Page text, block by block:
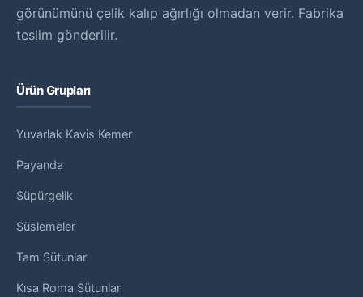
görünümünü çelik kalıp ağırlığı olmadan verir. Fabrika
teslim gönderilir.
Ürün Grupları
Yuvarlak Kavis Kemer
Payanda
Süpürgelik
Süslemeler
Tam Sütunlar
Kısa Roma Sütunlar